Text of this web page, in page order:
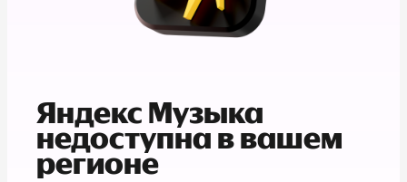
Яндекс Музыка
недоступна в вашем
регионе